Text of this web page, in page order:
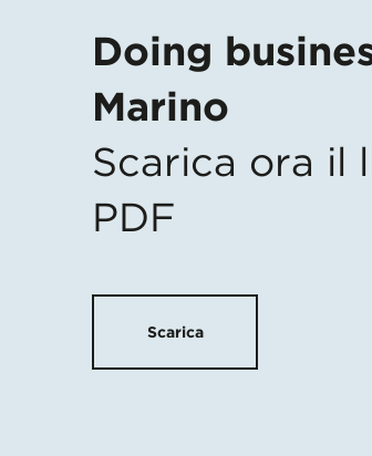
Doing
Marino
Scarica ora il
PDF
Scarica